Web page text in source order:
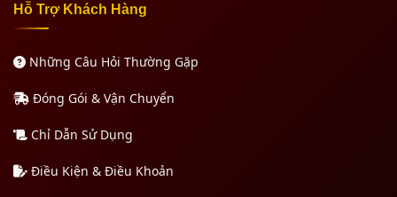
Hỗ Trợ Khách Hàng
Những Câu Hỏi Thường Gặp
Đóng Gói & Vận Chuyển
Chỉ Dẫn Sử Dụng
Điều Kiện & Điều Khoản